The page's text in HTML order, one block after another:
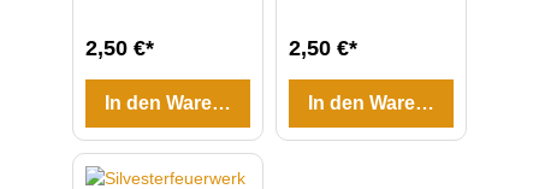
2,50 €*
In den Warenkorb
2,50 €*
In den Warenkorb